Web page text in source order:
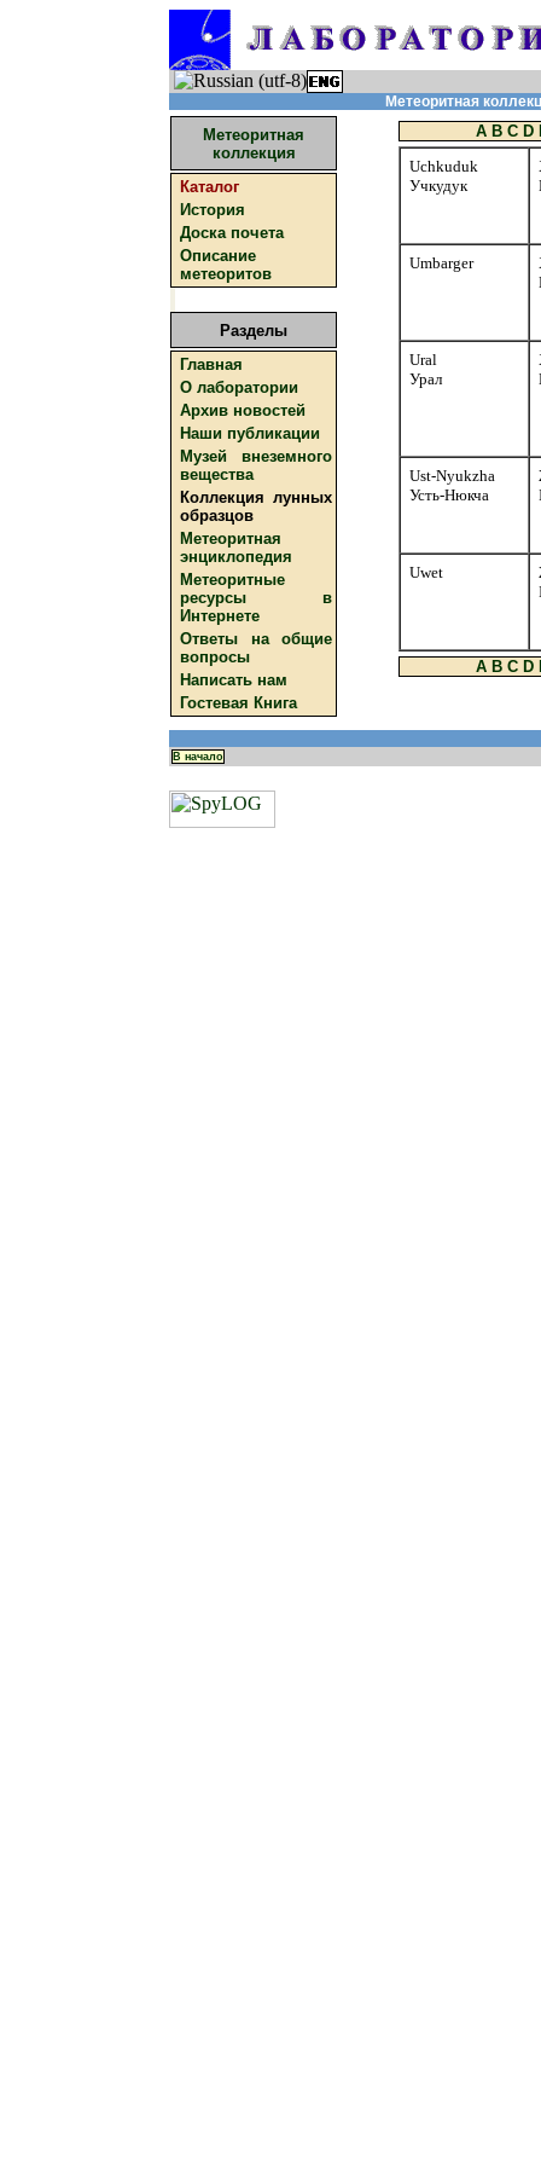
Метеоритная
Метеоритная
коллекция
Каталог
История
Доска почета
Описание
метеоритов
Разделы
Главная
О лаборатории
Архив новостей
Наши публикации
Музей внеземного
вещества
Коллекция лунных
образцов
Метеоритная
энциклопедия
Метеоритные
ресурсы в
Интернете
Ответы на общие
вопросы
Написать нам
Гостевая Книга
A B C D
Uchkuduk
Учкудук
Umbarger
Ural
Урал
Ust-Nyukzha
Усть-Нюкча
Uwet
A B C D
В начало